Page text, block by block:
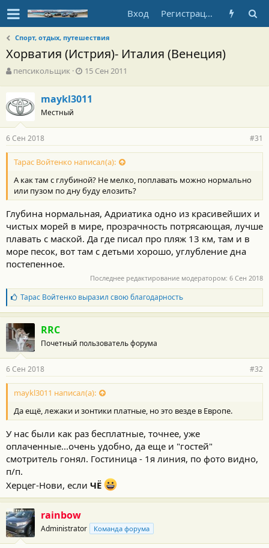
Вход Регистрация
Спорт, отдых, путешествия
Хорватия (Истрия)- Италия (Венеция)
А
о
р
т
е
м
ы
пепсикольщик
Д
а
а
л
а
15 Сен 2011
maykl3011
Местный
6 Сен 2018 #31
Тарас Войтенко написал(а):
А как там с глубиной? Не мелко, поплавать можно нормально
или пузом по дну буду елозить?
Глубина нормальная, Адриатика одно из красивейших и
чистых морей в мире, прозрачность потрясающая, лучше
плавать с маской. Да где писал про пляж 13 км, там и в
море песок, вот там с детьми хорошо, углубление дна
постепенное.
Последнее редактирование модератором: 6 Сен 2018
Б
л
а
г
о
д
а
н
о
с
и
:
Тарас Войтенковыразил свою благодарность
RRC
Почетный пользователь форума
6 Сен 2018 #32
maykl3011 написал(а):
Да ещё, лежаки и зонтики платные, но это везде в Европе.
У нас были как раз бесплатные, точнее, уже
оплаченные...очень удобно, да еще и "гостей"
смотритель гонял. Гостиница - 1я линия, по фото видно,
п/п.
Херцег-Нови, если ЧЁ
rainbow
Administrator Команда форума